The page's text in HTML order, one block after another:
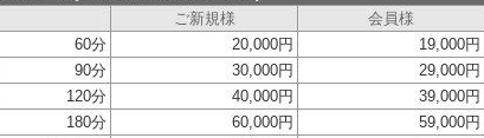
ご新規様
会員様
60分
20,000円 19,000円
90分
30,000円 29,000円
120分
40,000円 39,000円
180分
60,000円 59,000円